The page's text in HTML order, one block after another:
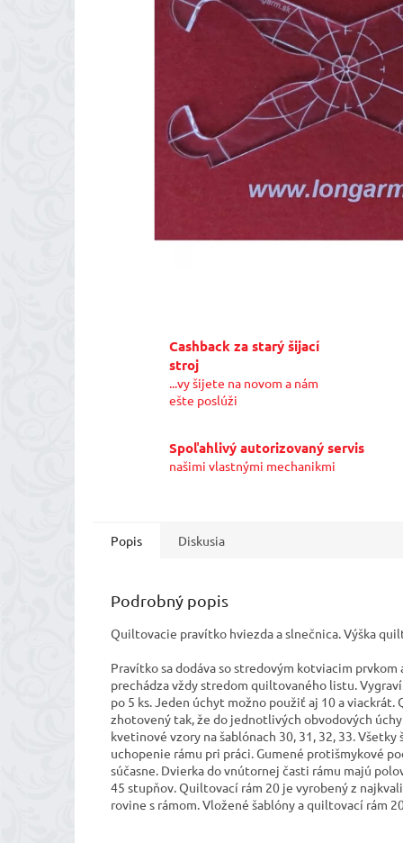
Cashback za starý šijací
stroj
...vy šijete na novom a nám
ešte poslúži
Spoľahlivý autorizovaný servis
našimi vlastnými mechanikmi
Popis Diskusia
Podrobný popis
Quiltovacie pravítko hviezda a slnečnica. Výška
Pravítko sa dodáva so stredovým kotviacim
prechádza vždy stredom quiltovaného listu.
po 5 ks. Jeden úchyt možno použiť aj 10 a
zhotovený tak, že do jednotlivých obvodových
kvetinové vzory na šablónach 30, 31, 32, 33.
uchopenie rámu pri práci. Gumené protišmykové
súčasne. Dvierka do vnútornej časti rámu majú
45 stupňov. Quiltovací rám 20 je vyrobený z
rovine s rámom. Vložené šablóny a quiltovací rám